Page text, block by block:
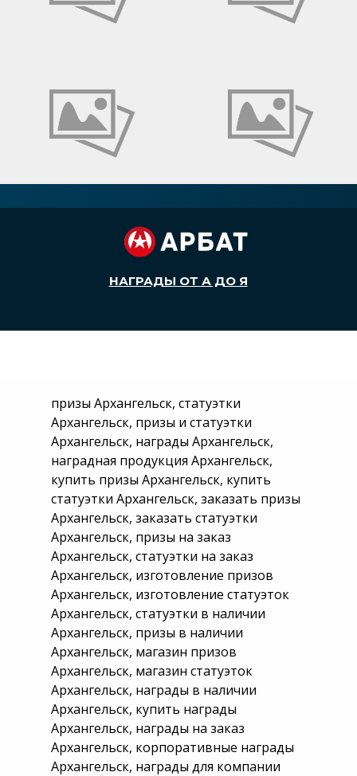
НАГРАДЫ ОТ А ДО Я
пpизы Архангельск, статуэтки
Архангельск, призы и статуэтки
Архангельск, награды Архангельск,
наградная продукция Архангельск,
купить призы Архангельск, купить
статуэтки Архангельск, заказать призы
Архангельск, заказать статуэтки
Архангельск, призы на заказ
Архангельск, статуэтки на заказ
Архангельск, изготовление призов
Архангельск, изготовление статуэток
Архангельск, статуэтки в наличии
Архангельск, призы в наличии
Архангельск, магазин призов
Архангельск, магазин статуэток
Архангельск, награды в наличии
Архангельск, купить награды
Архангельск, награды на заказ
Архангельск, корпоративные награды
Архангельск, награды для компании